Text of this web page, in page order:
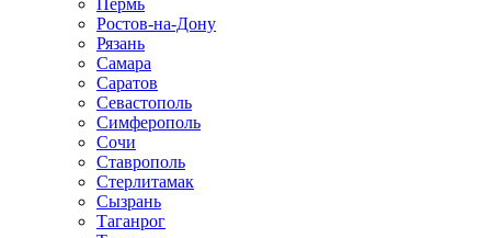
Пермь
Ростов-на-Дону
Рязань
Самара
Саратов
Севастополь
Симферополь
Сочи
Ставрополь
Стерлитамак
Сызрань
Таганрог